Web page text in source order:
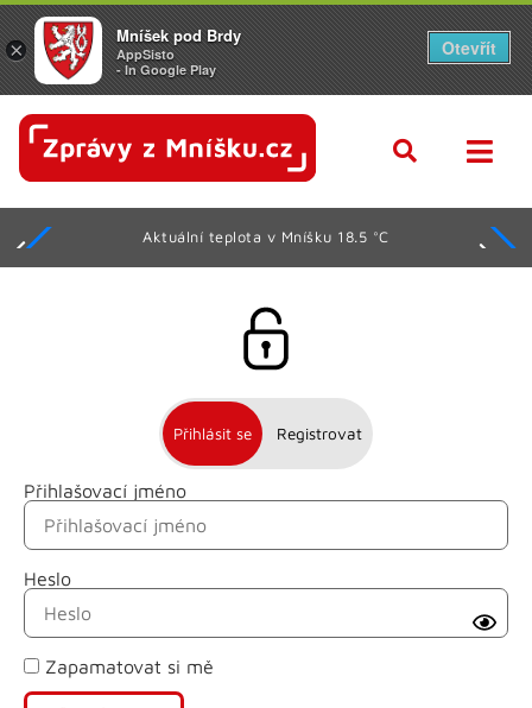
Aktuální teplota v Mníšku 18.5 °C
Přihlásit se Registrovat
Přihlašovací jméno
Heslo
Zapamatovat si mě
Jméno
Příjmení
E-mail
×
Mníšek pod Brdy
AppSisto
- In Google Play
Otevřít